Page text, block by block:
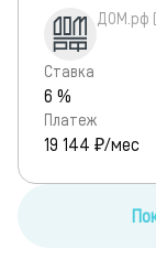
ДОМ.рф
Ставка
6 %
Платеж
19 144 ₽/мес